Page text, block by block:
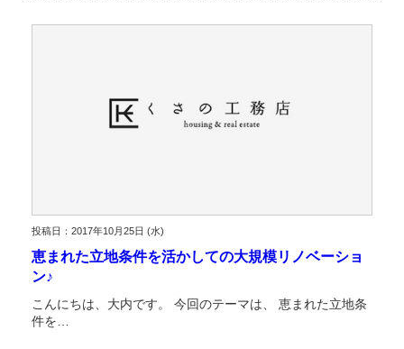
投稿日：2017年10月25日 (水)
恵まれた立地条件を活かしての大規模リノベーショ
ン♪
こんにちは、大内です。 今回のテーマは、 恵まれた立地条
件を…